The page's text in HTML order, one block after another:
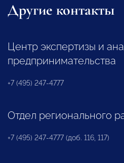
Другие контакты
Центр экспертизы и
предпринимательства
+7 (495) 247-4777
Отдел регионального
+7 (495) 247-4777 (доб. 116, 117)